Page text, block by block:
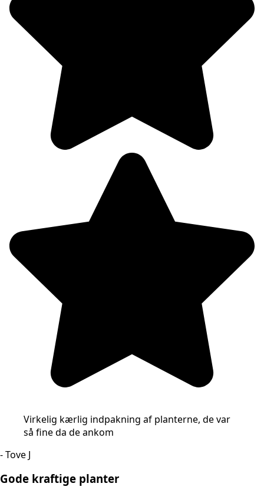
Virkelig kærlig indpakning af planterne, de var
så fine da de ankom
- Tove J
Gode kraftige planter